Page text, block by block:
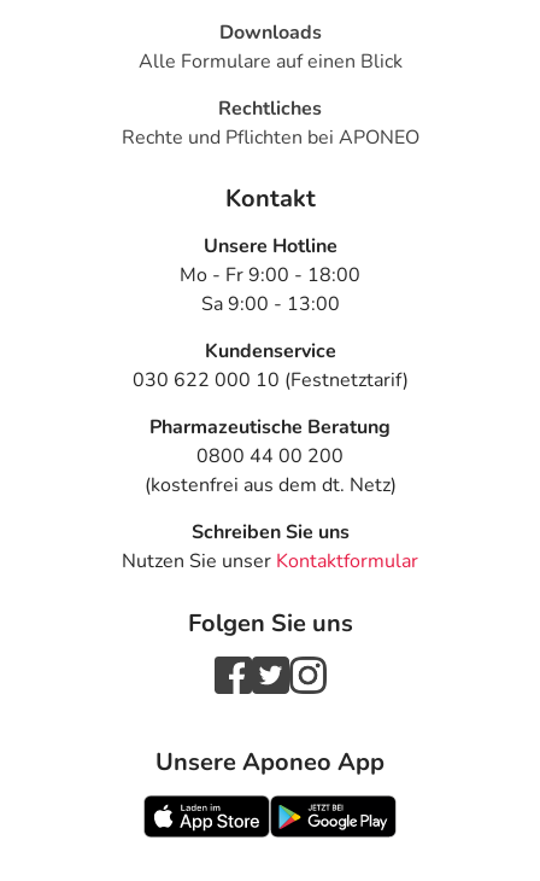
Downloads
Alle Formulare auf einen Blick
Rechtliches
Rechte und Pflichten bei APONEO
Kontakt
Unsere Hotline
Mo - Fr 9:00 - 18:00
Sa 9:00 - 13:00
Kundenservice
030 622 000 10 (Festnetztarif)
Pharmazeutische Beratung
0800 44 00 200
(kostenfrei aus dem dt. Netz)
Schreiben Sie uns
Nutzen Sie unser Kontaktformular
Folgen Sie uns
Unsere Aponeo App